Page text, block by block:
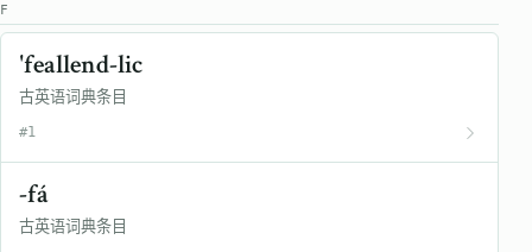
F
'feallend-lic
古英语词典条目
#1
-fá
古英语词典条目